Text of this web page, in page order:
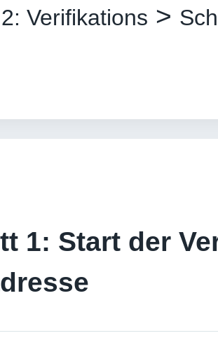
Verifikations >
1: Start der